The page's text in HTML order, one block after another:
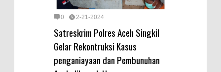
0 2-21-2024
Satreskrim Polres Aceh Singkil
Gelar Rekontruksi Kasus
penganiayaan dan Pembunuhan